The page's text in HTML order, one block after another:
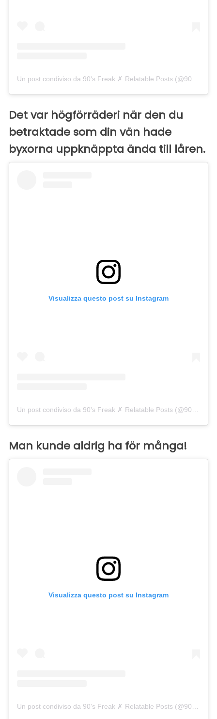
Un post condiviso da 90's Freak ✗ Relatable Posts (@90smadness)
Det var högförräderi när den du
betraktade som din vän hade
byxorna uppknäppta ända till låren.
Visualizza questo post su Instagram
Man kunde aldrig ha för många!
Visualizza questo post su Instagram